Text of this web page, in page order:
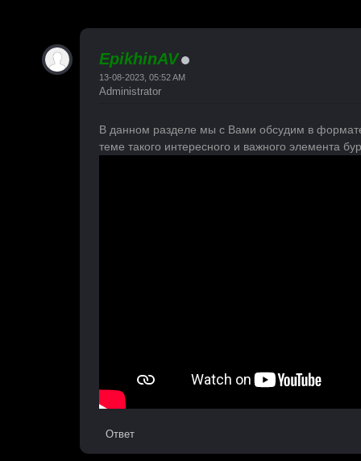
EpikhinAV
13-08-2023, 05:52 AM
Administrator
В данном разделе мы с Вами обсудим в
теме такого интересного и важного элемента
Ответ